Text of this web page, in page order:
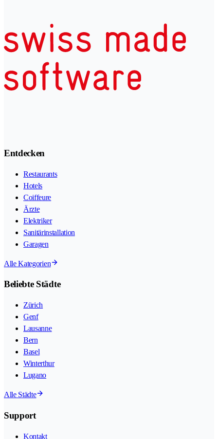
Entdecken
Restaurants
Hotels
Coiffeure
Ärzte
Elektriker
Sanitärinstallation
Garagen
Alle Kategorien
Beliebte Städte
Zürich
Genf
Lausanne
Bern
Basel
Winterthur
Lugano
Alle Städte
Support
Kontakt